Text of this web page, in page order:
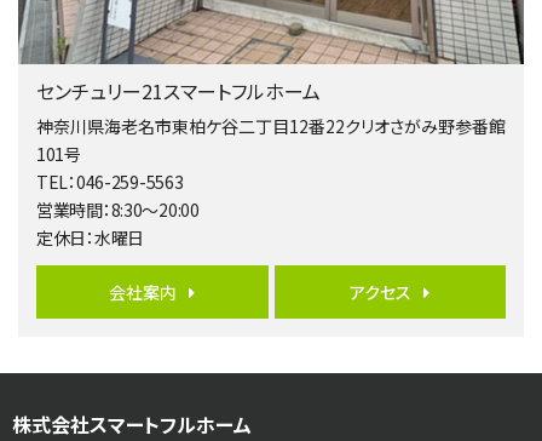
第5位
3,680万円
バ19分・ 歩8分
開放感があり日当たり良好な南西・北西角地区画。 …
第6位
4ＬＤＫ
さがみ野駅
センチュリー21スマートフルホーム
神奈川県海老名市東柏ケ谷二丁目12番22クリオさがみ野参番館
101号
TEL：046-259-5563
営業時間：8:30～20:00
定休日：水曜日
会社案内 アクセス
株式会社スマートフルホーム